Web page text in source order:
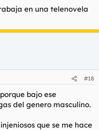
en una telenovela
#18
bajo ese
del genero masculino.
que se me hace